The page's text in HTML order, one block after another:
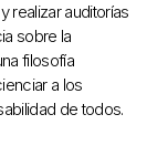
realizar auditorías
sobre la
filosofía
a los
de todos.